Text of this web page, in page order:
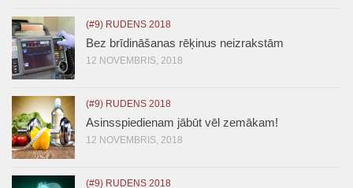
(#9) RUDENS 2018
Bez brīdināšanas rēķinus neizrakstām
12 NOVEMBRIS, 2018
(#9) RUDENS 2018
Asinsspiedienam jābūt vēl zemākam!
12 NOVEMBRIS, 2018
(#9) RUDENS 2018